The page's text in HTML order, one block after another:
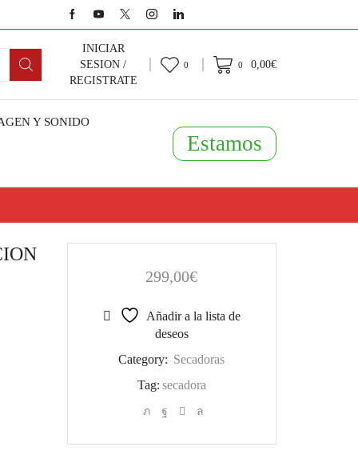
INICIAR
SESION /
REGISTRATE
0 0 0,00€
Y SONIDO
Estamos
299,00€
Añadir a la lista de
deseos
Category: Secadoras
Tag: secadora